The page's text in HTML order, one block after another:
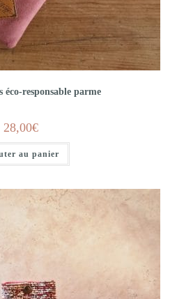
éco-responsable parme
28,00€
au panier